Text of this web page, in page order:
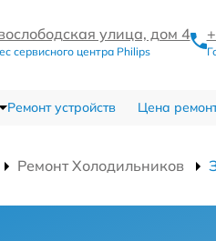
улица, дом 4
сервисного центра Philips
Ремонт устройств Цена
Ремонт Холодильников